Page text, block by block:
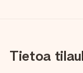
Tietoa